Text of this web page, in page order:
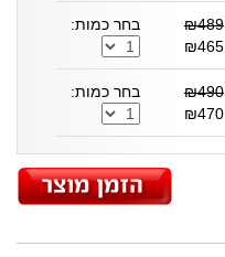
₪489
בחר כמות:
₪490
בחר כמות: